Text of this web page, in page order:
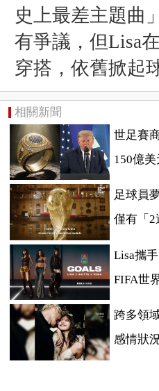
史上最差主題曲
有爭議，但Lisa
穿搭，依舊掀起
相關新聞
世足賽
150億美
足球員
僅有「2
Lisa攜
FIFA世
跨多領
感情狀